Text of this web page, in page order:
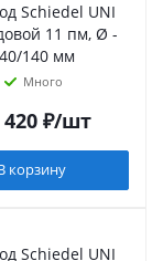
Schiedel UNI
11 пм, Ø -
140 мм
Много
₽/шт
корзину
Schiedel UNI